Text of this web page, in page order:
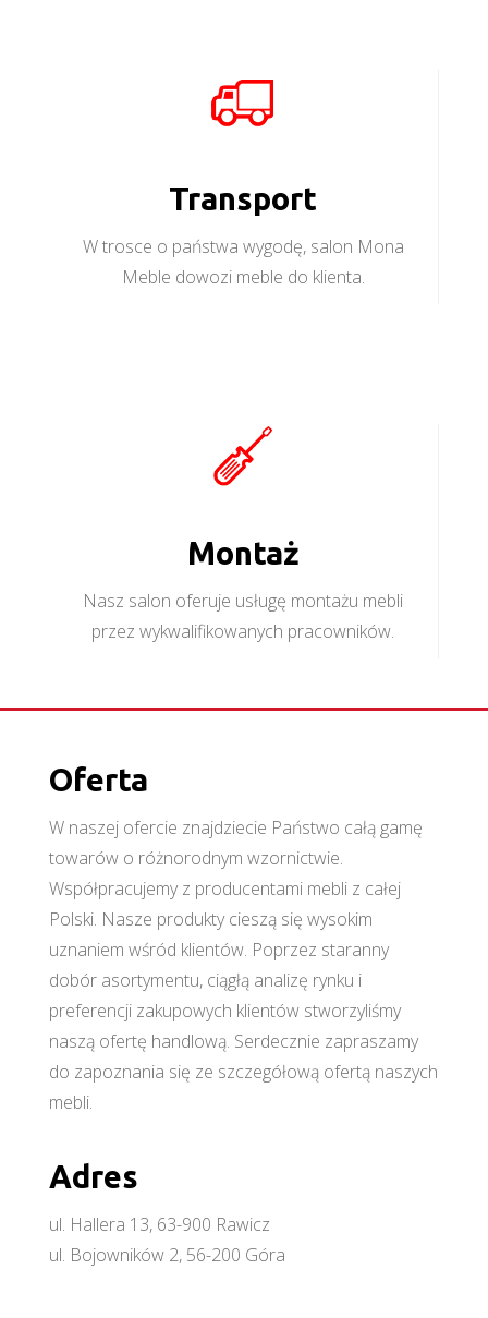
Transport
W trosce o państwa wygodę, salon Mona
Meble dowozi meble do klienta.
Montaż
Nasz salon oferuje usługę montażu mebli
przez wykwalifikowanych pracowników.
Oferta
W naszej ofercie znajdziecie Państwo całą gamę
towarów o różnorodnym wzornictwie.
Współpracujemy z producentami mebli z całej
Polski. Nasze produkty cieszą się wysokim
uznaniem wśród klientów. Poprzez staranny
dobór asortymentu, ciągłą analizę rynku i
preferencji zakupowych klientów stworzyliśmy
naszą ofertę handlową. Serdecznie zapraszamy
do zapoznania się ze szczegółową ofertą naszych
mebli.
Adres
ul. Hallera 13, 63-900 Rawicz
ul. Bojowników 2, 56-200 Góra